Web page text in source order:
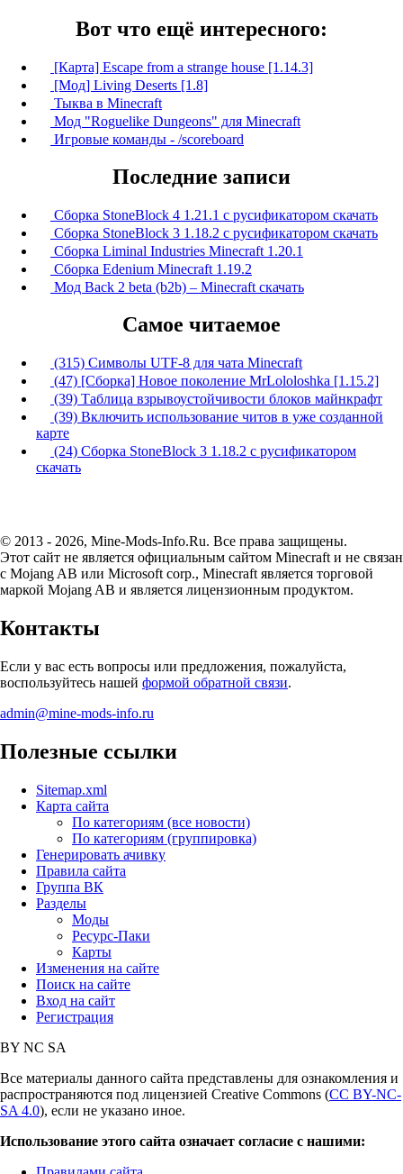
Вот что ещё интересного:
[Карта] Escape from a strange house [1.14.3]
[Мод] Living Deserts [1.8]
Тыква в Minecraft
Мод "Roguelike Dungeons" для Minecraft
Игровые команды - /scoreboard
Последние записи
Сборка StoneBlock 4 1.21.1 с русификатором скачать
Сборка StoneBlock 3 1.18.2 с русификатором скачать
Сборка Liminal Industries Minecraft 1.20.1
Сборка Edenium Minecraft 1.19.2
Мод Back 2 beta (b2b) – Minecraft скачать
Самое читаемое
(315) Символы UTF-8 для чата Minecraft
(47) [Сборка] Новое поколение MrLololoshka [1.15.2]
(39) Таблица взрывоустойчивости блоков майнкрафт
(39) Включить использование читов в уже созданной
карте
(24) Сборка StoneBlock 3 1.18.2 с русификатором
скачать
© 2013 - 2026, Mine-Mods-Info.Ru. Все права защищены.
Этот сайт не является официальным сайтом Minecraft и не связан
с Mojang AB или Microsoft corp., Minecraft является торговой
маркой Mojang AB и является лицензионным продуктом.
Контакты
Если у вас есть вопросы или предложения, пожалуйста,
воспользуйтесь нашей формой обратной связи.
admin@mine-mods-info.ru
Полезные ссылки
Sitemap.xml
Карта сайта
По категориям (все новости)
По категориям (группировка)
Генерировать ачивку
Правила сайта
Группа ВК
Разделы
Моды
Ресурс-Паки
Карты
Изменения на сайте
Поиск на сайте
Вход на сайт
Регистрация
BY NC SA
Все материалы данного сайта представлены для ознакомления и
распространяются под лицензией Creative Commons (CC BY-NC-
SA 4.0), если не указано иное.
Использование этого сайта означает согласие с нашими: